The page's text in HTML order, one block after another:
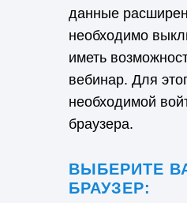
данные
необходимо
иметь
вебинар. Для
необходимой
браузера.
ВЫБЕРИТЕ
БРАУЗЕР: